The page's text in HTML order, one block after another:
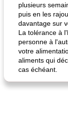
plusieurs
puis en les
davantage sur
La tolérance à
personne à
votre
aliments qui
cas échéant.